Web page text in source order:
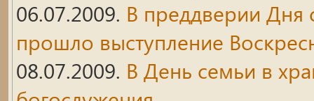
06.07.2009. В преддверии Дня
прошло выступление
08.07.2009. В День семьи в